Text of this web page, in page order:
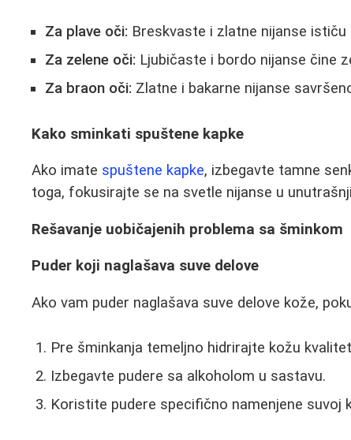
Za plave oči: Breskvaste i zlatne nijanse ističu
Za zelene oči: Ljubičaste i bordo nijanse čine
Za braon oči: Zlatne i bakarne nijanse
Kako sminkati spuštene kapke
Ako imate spuštene kapke, izbegavte tamne
toga, fokusirajte se na svetle nijanse u
Rešavanje uobičajenih problema sa šminkom
Puder koji naglašava suve delove
Ako vam puder naglašava suve delove kože,
Pre šminkanja temeljno hidrirajte kožu
Izbegavte pudere sa alkoholom u sastavu.
Koristite pudere specifično namenjene suvoj